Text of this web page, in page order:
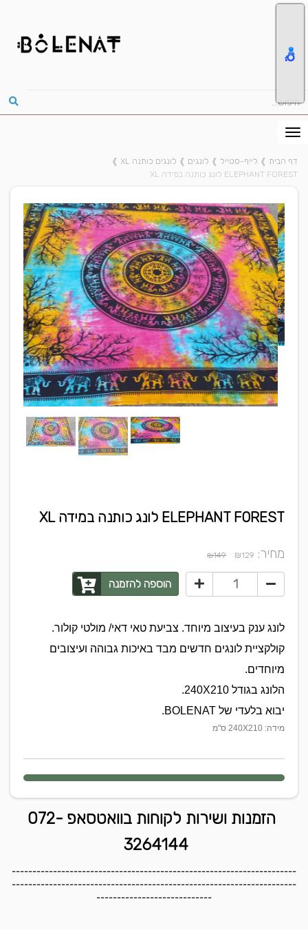
דף הבית ❱ לייף-סטייל ❱ לונגים ❱ לונגים כותנה XL
❱
ELEPHANT FOREST לונג כותנה במידה XL
ELEPHANT FOREST לונג כותנה במידה XL
מחיר: ₪129
₪149
הוספה להזמנה
לונג ענק בעיצוב מיוחד. צביעת טאי דאי/ מולטי קולור.
קולקציית לונגים חדשים מבד באיכות גבוהה ועיצובים
מיוחדים.
הלונג בגודל 240X210.
יבוא בלעדי של BOLENAT.
מידה: 240X210 ס"מ
הזמנות ושירות לקוחות בוואטסאפ 072-
3264144
---------------------------------------------------------------------
---------------------------------------------------------------------
----------------------------